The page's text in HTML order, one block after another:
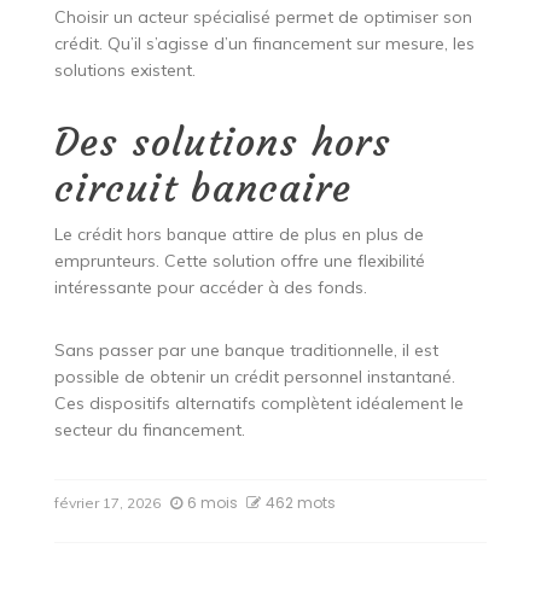
Choisir un acteur spécialisé permet de optimiser son
crédit. Qu’il s’agisse d’un financement sur mesure, les
solutions existent.
Des solutions hors
circuit bancaire
Le crédit hors banque attire de plus en plus de
emprunteurs. Cette solution offre une flexibilité
intéressante pour accéder à des fonds.
Sans passer par une banque traditionnelle, il est
possible de obtenir un crédit personnel instantané.
Ces dispositifs alternatifs complètent idéalement le
secteur du financement.
février 17, 2026 6 mois 462 mots